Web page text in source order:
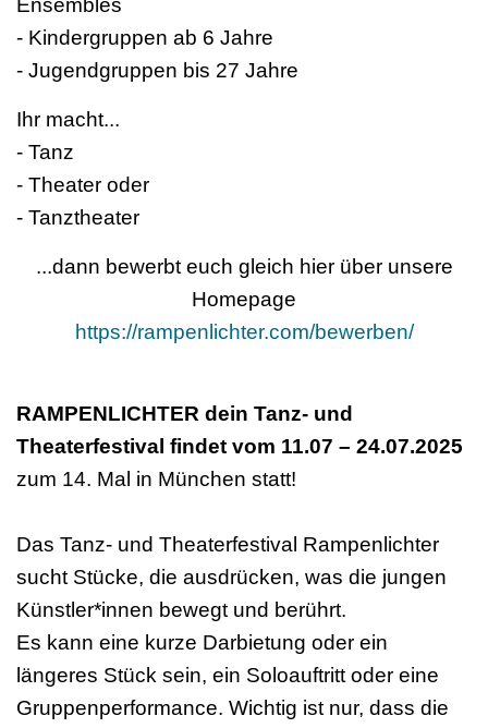
Ensembles
- Kindergruppen ab 6 Jahre
- Jugendgruppen bis 27 Jahre
Ihr macht...
- Tanz
- Theater oder
- Tanztheater
...dann bewerbt euch gleich hier über unsere
Homepage
https://rampenlichter.com/bewerben/
RAMPENLICHTER dein Tanz- und
Theaterfestival findet vom 11.07 – 24.07.2025
zum 14. Mal in München statt!
Das Tanz- und Theaterfestival Rampenlichter
sucht Stücke, die ausdrücken, was die jungen
Künstler*innen bewegt und berührt.
Es kann eine kurze Darbietung oder ein
längeres Stück sein, ein Soloauftritt oder eine
Gruppenperformance. Wichtig ist nur, dass die